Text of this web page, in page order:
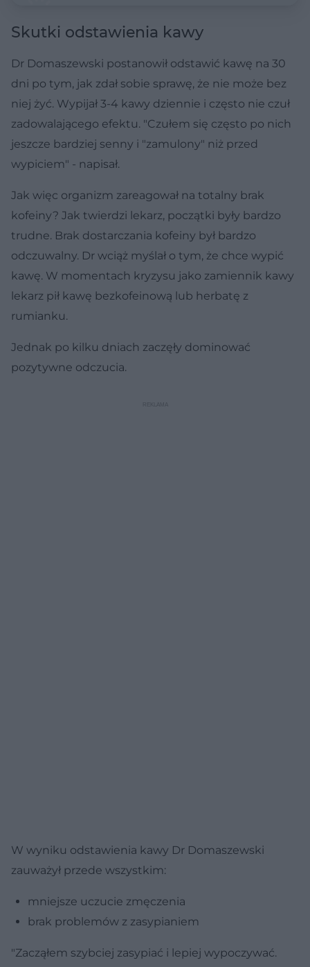
Skutki odstawienia kawy
Dr Domaszewski postanowił odstawić kawę na 30
dni po tym, jak zdał sobie sprawę, że nie może bez
niej żyć. Wypijał 3-4 kawy dziennie i często nie czuł
zadowalającego efektu. "Czułem się często po nich
jeszcze bardziej senny i "zamulony" niż przed
wypiciem" - napisał.
Jak więc organizm zareagował na totalny brak
kofeiny? Jak twierdzi lekarz, początki były bardzo
trudne. Brak dostarczania kofeiny był bardzo
odczuwalny. Dr wciąż myślał o tym, że chce wypić
kawę. W momentach kryzysu jako zamiennik kawy
lekarz pił kawę bezkofeinową lub herbatę z
rumianku.
Jednak po kilku dniach zaczęły dominować
pozytywne odczucia.
W wyniku odstawienia kawy Dr Domaszewski
zauważył przede wszystkim:
mniejsze uczucie zmęczenia
brak problemów z zasypianiem
"Zacząłem szybciej zasypiać i lepiej wypoczywać.